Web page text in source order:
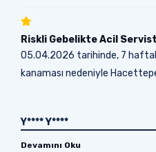
Riskli Gebelikte Acil
05.04.2026 tarihinde, 7
kanaması nedeniyle
Y**** Y****
Devamını Oku